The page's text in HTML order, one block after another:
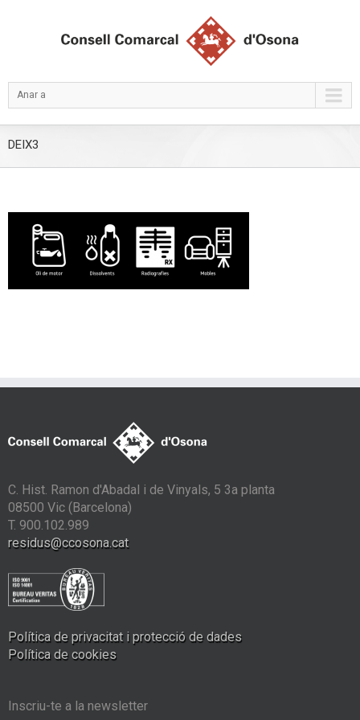
Anar a
DEIX3
C. Hist. Ramon d'Abadal i de Vinyals, 5 3a planta
08500 Vic (Barcelona)
T. 900.102.989
residus@ccosona.cat
Política de privacitat i protecció de dades
Política de cookies
Inscriu-te a la newsletter